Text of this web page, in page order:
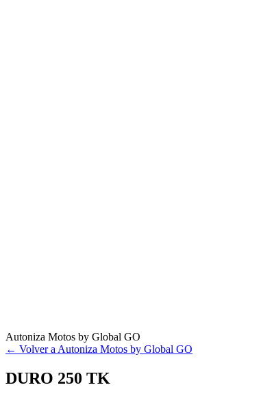
Autoniza Motos by Global GO
← Volver a Autoniza Motos by Global GO
DURO 250 TK